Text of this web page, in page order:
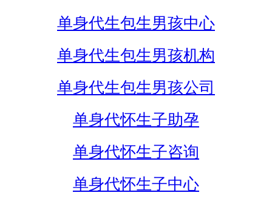
单身代生包生男孩中心
单身代生包生男孩机构
单身代生包生男孩公司
单身代怀生子助孕
单身代怀生子咨询
单身代怀生子中心